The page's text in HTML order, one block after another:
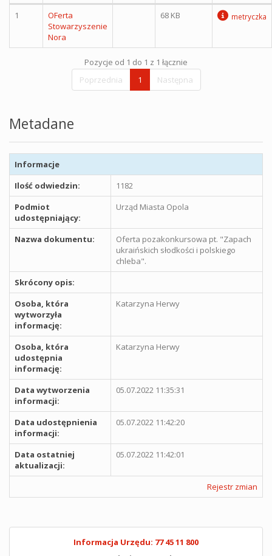
1
OFerta
Stowarzyszenie
Nora
68 KB metryczka
Pozycje od 1 do 1 z 1 łącznie
Poprzednia
1 Następna
Metadane
Informacje
Ilość odwiedzin:
1182
Podmiot
udostępniający:
Urząd Miasta Opola
Nazwa dokumentu:
Oferta pozakonkursowa pt. "Zapach
ukraińskich słodkości i polskiego
chleba".
Skrócony opis:
Osoba, która
wytworzyła
informację:
Katarzyna Herwy
Osoba, która
udostępnia
informację:
Katarzyna Herwy
Data wytworzenia
informacji:
05.07.2022 11:35:31
Data udostępnienia
informacji:
05.07.2022 11:42:20
Data ostatniej
aktualizacji:
05.07.2022 11:42:01
Rejestr zmian
Informacja Urzędu: 77 45 11 800